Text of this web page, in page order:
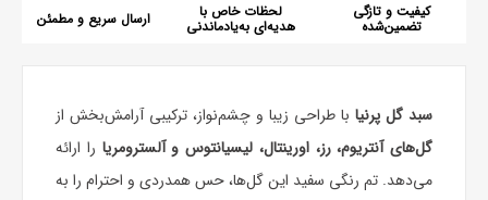
کیفیت و تازگی
تضمین‌شده
لحظات خاص با
هدیه‌ای به‌یادماندنی ارسال سریع و مطمئن
سبد گل پرنیا با طراحی زیبا و چشم‌نواز، ترکیبی آرامش‌بخش از
گل‌های آنتریوم، رز، اورینتال، لیسیانتوس و آلسترومریا را ارائه
می‌دهد. تم رنگی سفید این گل‌ها، حس همدردی و احترام را به